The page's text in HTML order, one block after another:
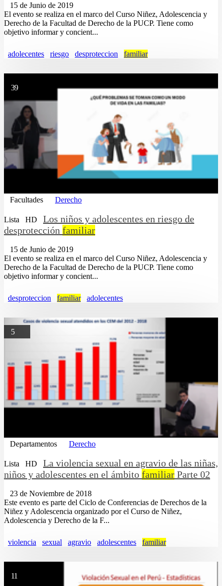
15 de Junio de 2019
El evento se realiza en el marco del Curso Niñez, Adolescencia y
Derecho de la Facultad de Derecho de la PUCP. Tiene como
objetivo informar y concient...
adolecentes riesgo desproteccion familiar
39
Facultades Derecho
Lista HD
Los niños y adolescentes en riesgo de
desprotección familiar
15 de Junio de 2019
El evento se realiza en el marco del Curso Niñez, Adolescencia y
Derecho de la Facultad de Derecho de la PUCP. Tiene como
objetivo informar y concient...
desproteccion familiar adolecentes
5
Departamentos Derecho
Lista HD
La violencia sexual en agravio de las niñas,
niños y adolescentes en el ámbito familiar Parte 02
23 de Noviembre de 2018
Este evento es parte del Ciclo de Conferencias de Derechos de la
Niñez y Adolescencia organizado por el Curso de Niñez,
Adolescencia y Derecho de la F...
violencia sexual agravio adolescentes familiar
11